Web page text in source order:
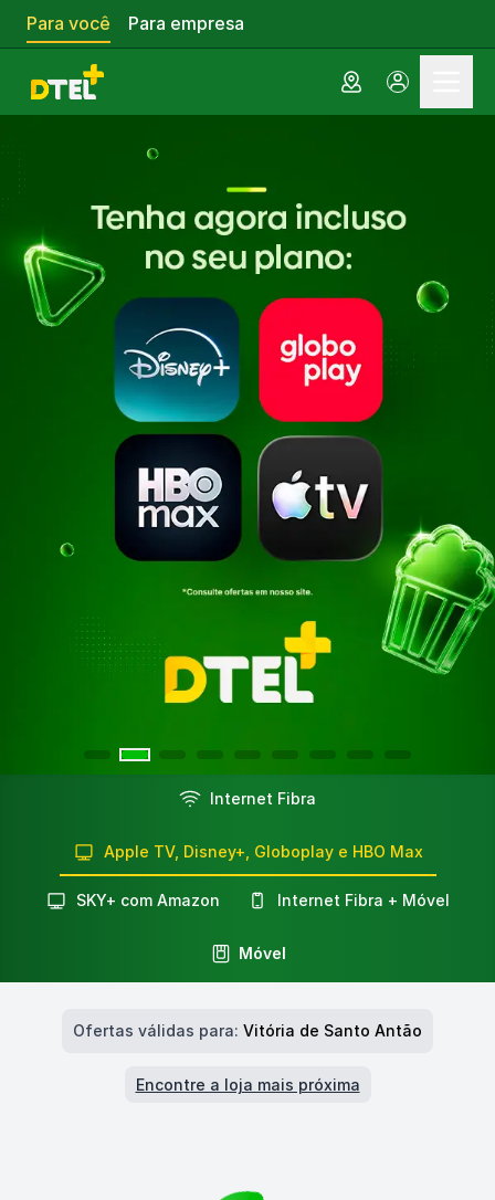
Para você Para empresa
HBO Max + Fibra - Planos de Streaming | Dtel
Contrate HBO Max com fibra na Dtel. Planos completos
Internet Fibra
Apple TV, Disney+, Globoplay e HBO Max
SKY+ com Amazon Internet Fibra + Móvel
Móvel
Ofertas válidas para: Vitória de Santo Antão
Encontre a loja mais próxima